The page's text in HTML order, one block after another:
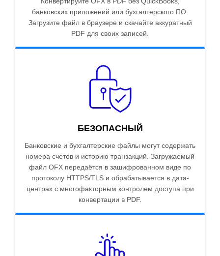
банковских приложений или бухгалтерского ПО.
Загрузите файл в браузере и скачайте аккуратный
PDF для своих записей.
БЕЗОПАСНЫЙ
Банковские и бухгалтерские файлы могут содержать
номера счетов и историю транзакций. Загружаемый
файл OFX передаётся в зашифрованном виде по
протоколу HTTPS/TLS и обрабатывается в дата-
центрах с многофакторным контролем доступа при
конвертации в PDF.